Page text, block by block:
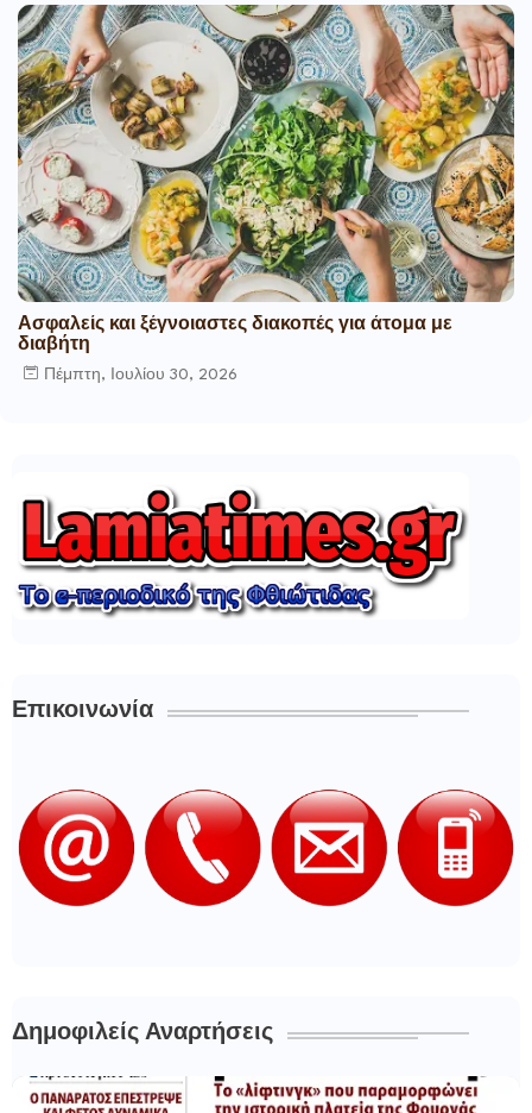
Ασφαλείς και ξέγνοιαστες διακοπές για άτομα με
διαβήτη
Πέμπτη, Ιουλίου 30, 2026
Επικοινωνία
Δημοφιλείς Αναρτήσεις